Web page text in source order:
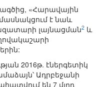
«Հարավային
է նաև
լայնացման2 և
2016թ. էներգետիկ
Ադրբեջանի
են 7 մլրդ